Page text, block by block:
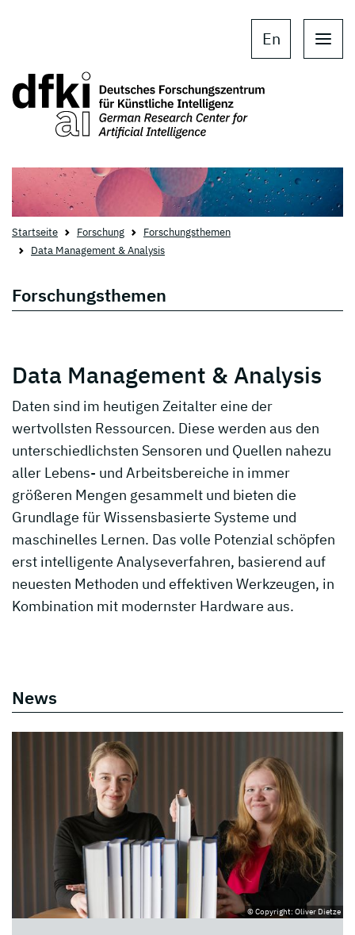
En
Startseite Forschung
Forschungsthemen
Data Management & Analysis
Forschungsthemen
Data Management & Analysis
Daten sind im heutigen Zeitalter eine der
wertvollsten Ressourcen. Diese werden aus den
unterschiedlichsten Sensoren und Quellen nahezu
aller Lebens- und Arbeitsbereiche in immer
größeren Mengen gesammelt und bieten die
Grundlage für Wissensbasierte Systeme und
maschinelles Lernen. Das volle Potenzial schöpfen
erst intelligente Analyseverfahren, basierend auf
neuesten Methoden und effektiven Werkzeugen, in
Kombination mit modernster Hardware aus.
News
© Copyright: Oliver Dietze